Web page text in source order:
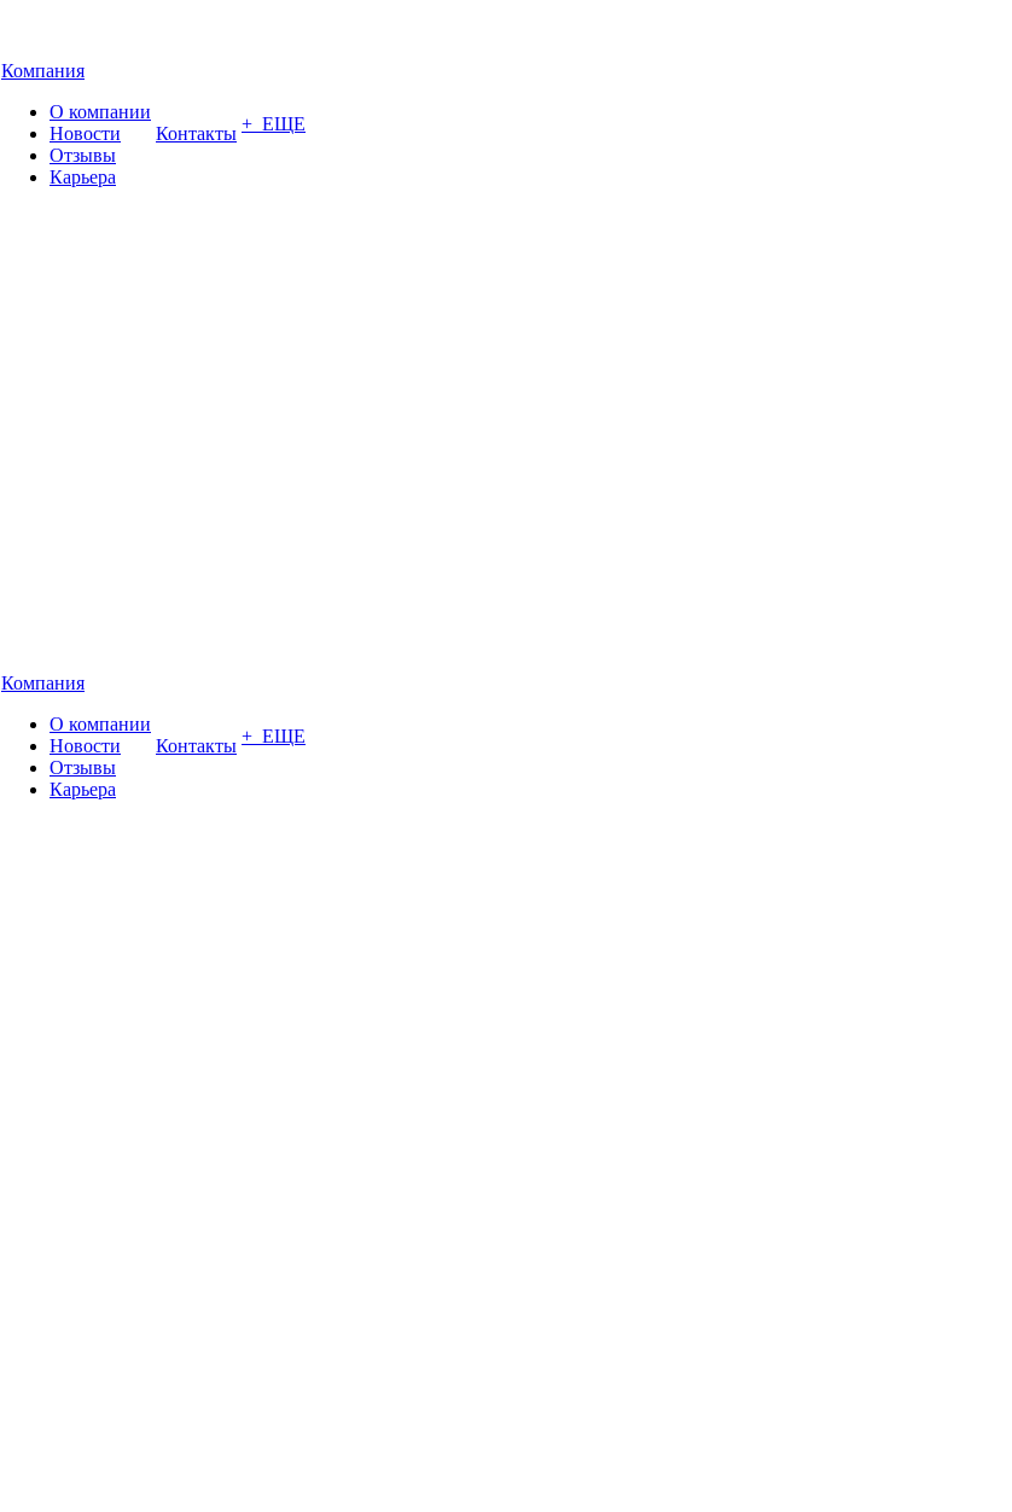
Компания
О компании
Новости
Отзывы
Карьера
Контакты + ЕЩЕ
Компания
О компании
Новости
Отзывы
Карьера
Контакты + ЕЩЕ